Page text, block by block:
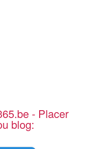
- Placer
blog: